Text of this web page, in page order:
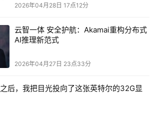
解；当Midjourney以10美元/月的亲民价
是单纯的技术较量，而是关于‘未来内容
变革。
破：中国力量正以扎实的技术实力和对用
，重新制定全球AI视频的规则。无论是
2026年04月28日 17点12分
云智一体 安全护航：Akamai重构分布式
AI推理新范式
2026年04月27日 23点33分
后，我把目光投向了这张英特尔的32G显